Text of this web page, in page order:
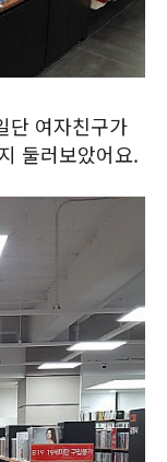
단 여자친구가
둘러보았어요.